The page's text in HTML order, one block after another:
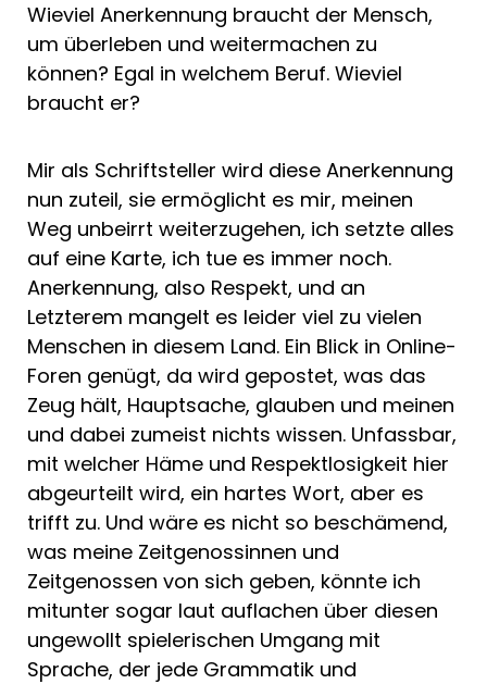
Wieviel Anerkennung braucht der Mensch,
um überleben und weitermachen zu
können? Egal in welchem Beruf. Wieviel
braucht er?
Mir als Schriftsteller wird diese Anerkennung
nun zuteil, sie ermöglicht es mir, meinen
Weg unbeirrt weiterzugehen, ich setzte alles
auf eine Karte, ich tue es immer noch.
Anerkennung, also Respekt, und an
Letzterem mangelt es leider viel zu vielen
Menschen in diesem Land. Ein Blick in Online-
Foren genügt, da wird gepostet, was das
Zeug hält, Hauptsache, glauben und meinen
und dabei zumeist nichts wissen. Unfassbar,
mit welcher Häme und Respektlosigkeit hier
abgeurteilt wird, ein hartes Wort, aber es
trifft zu. Und wäre es nicht so beschämend,
was meine Zeitgenossinnen und
Zeitgenossen von sich geben, könnte ich
mitunter sogar laut auflachen über diesen
ungewollt spielerischen Umgang mit
Sprache, der jede Grammatik und